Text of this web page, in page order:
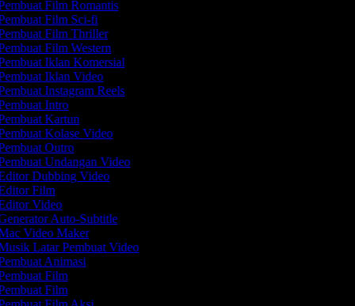
Film Romantis
Film Sci-fi
Film Thriller
Film Western
Iklan Komersial
Iklan Video
Instagram Reels
Intro
Kartun
Kolase Video
Outro
Undangan Video
Dubbing Video
Film
Video
Auto-Subtitle
Video Maker
Latar Pembuat Video
Animasi
Film
Film